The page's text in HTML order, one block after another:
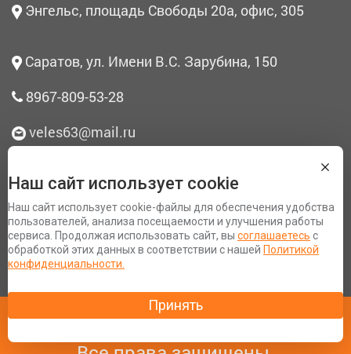
Энгельс, площадь Свободы 20а, офис, 305
Саратов, ул. Имени В.С. Зарубина, 150
8967-809-53-28
veles63@mail.ru
О нас
Согласие на обработку персональных данных
Политика конфиденциальности
Разработка сайта Space App
Copyright 2007 - 2020 © «Терем′ОК».
Наш сайт использует cookie
Наш сайт использует cookie-файлы для обеспечения удобства
пользователей, анализа посещаемости и улучшения работы
сервиса. Продолжая использовать сайт, вы соглашаетесь с
обработкой этих данных в соответствии с нашей Политикой
конфиденциальности.